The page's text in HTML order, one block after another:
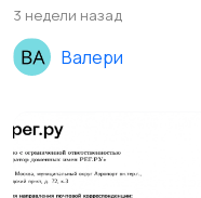
3 недели назад
Валери